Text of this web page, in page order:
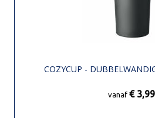
COZYCUP -
vanaf € 3,99